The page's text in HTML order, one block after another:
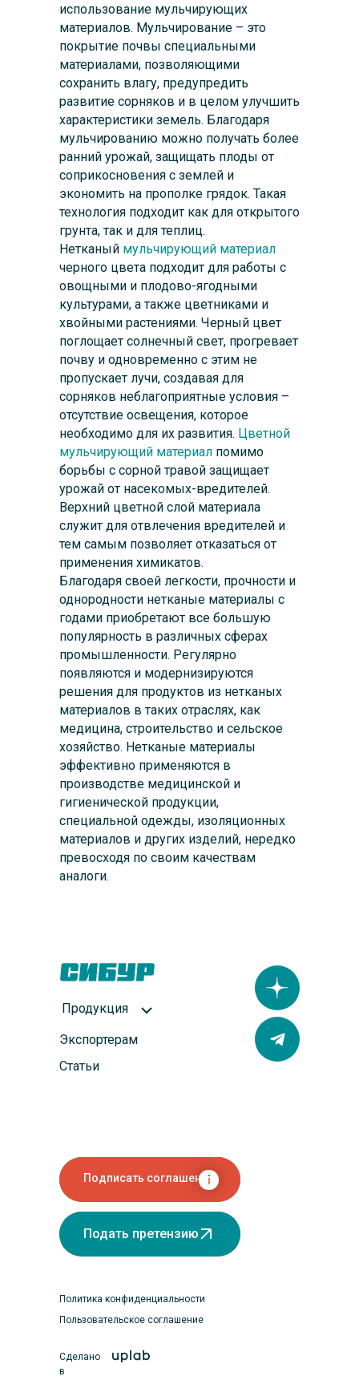
использование мульчирующих
материалов. Мульчирование – это
покрытие почвы специальными
материалами, позволяющими
сохранить влагу, предупредить
развитие сорняков и в целом улучшить
характеристики земель. Благодаря
мульчированию можно получать более
ранний урожай, защищать плоды от
соприкосновения с землей и
экономить на прополке грядок. Такая
технология подходит как для открытого
грунта, так и для теплиц.
Нетканый мульчирующий материал
черного цвета подходит для работы с
овощными и плодово-ягодными
культурами, а также цветниками и
хвойными растениями. Черный цвет
поглощает солнечный свет, прогревает
почву и одновременно с этим не
пропускает лучи, создавая для
сорняков неблагоприятные условия –
отсутствие освещения, которое
необходимо для их развития. Цветной
мульчирующий материал помимо
борьбы с сорной травой защищает
урожай от насекомых-вредителей.
Верхний цветной слой материала
служит для отвлечения вредителей и
тем самым позволяет отказаться от
применения химикатов.
Благодаря своей легкости, прочности и
однородности нетканые материалы с
годами приобретают все большую
популярность в различных сферах
промышленности. Регулярно
появляются и модернизируются
решения для продуктов из нетканых
материалов в таких отраслях, как
медицина, строительство и сельское
хозяйство. Нетканые материалы
эффективно применяются в
производстве медицинской и
гигиенической продукции,
специальной одежды, изоляционных
материалов и других изделий, нередко
превосходя по своим качествам
аналоги.
Подписать соглашение
Подать претензию
Сделано
в
Оформить заявку
Продукция
Политика конфиденциальности
Пользовательское соглашение
Статьи
Экспортерам